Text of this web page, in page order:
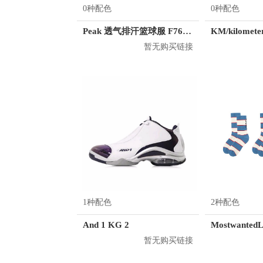
0种配色
Peak 透气排汗篮球服 F762101
暂无购买链接
0种配色
1种配色
And 1 KG 2
暂无购买链接
2种配色